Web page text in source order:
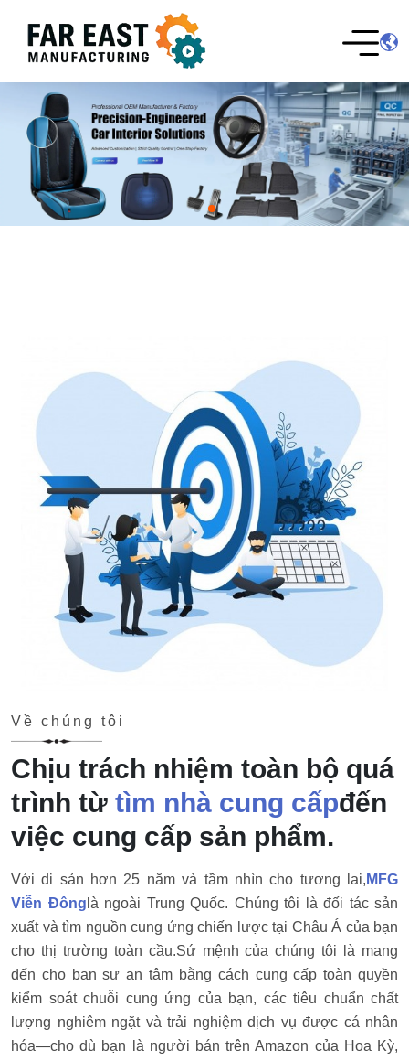
Về chúng tôi
Chịu trách nhiệm toàn bộ quá
trình từ tìm nhà cung cấpđến
việc cung cấp sản phẩm.
Với di sản hơn 25 năm và tầm nhìn cho tương lai, MFG
Viễn Đông là ngoài Trung Quốc. Chúng tôi là đối tác sản
xuất và tìm nguồn cung ứng chiến lược tại Châu Á của bạn
cho thị trường toàn cầu.Sứ mệnh của chúng tôi là mang
đến cho bạn sự an tâm bằng cách cung cấp toàn quyền
kiểm soát chuỗi cung ứng của bạn, các tiêu chuẩn chất
lượng nghiêm ngặt và trải nghiệm dịch vụ được cá nhân
hóa—cho dù bạn là người bán trên Amazon của Hoa Kỳ,